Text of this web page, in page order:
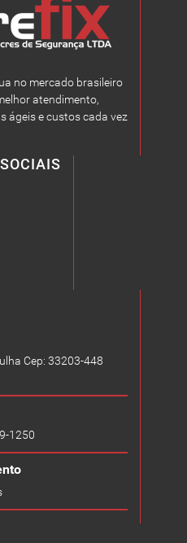
no mercado brasileiro
atendimento,
ágeis e custos cada vez
Cep: 33203-448
1250